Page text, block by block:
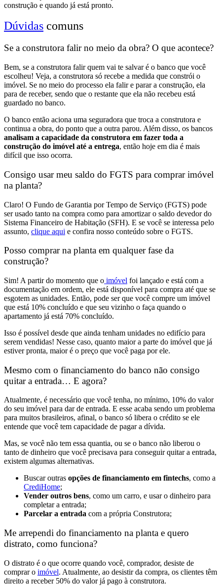
construção e quando já está pronto.
Dúvidas comuns
Se a construtora falir no meio da obra? O que acontece?
Bem, se a construtora falir quem vai te salvar é o banco que você
escolheu! Veja, a construtora só recebe a medida que constrói o
imóvel. Se no meio do processo ela falir e parar a construção, ela
para de receber, sendo que o restante que ela não recebeu está
guardado no banco.
O banco então aciona uma seguradora que troca a construtora e
continua a obra, do ponto que a outra parou. Além disso, os bancos
analisam a capacidade da construtora em fazer toda a
construção do imóvel até a entrega, então hoje em dia é mais
difícil que isso ocorra.
Consigo usar meu saldo do FGTS para comprar imóvel
na planta?
Claro! O Fundo de Garantia por Tempo de Serviço (FGTS) pode
ser usado tanto na compra como para amortizar o saldo devedor do
Sistema Financeiro de Habitação (SFH). E se você se interessa pelo
assunto, clique aqui e confira nosso conteúdo sobre o FGTS.
Posso comprar na planta em qualquer fase da
construção?
Sim! A partir do momento que o imóvel foi lançado e está com a
documentação em ordem, ele está disponível para compra até que se
esgotem as unidades. Então, pode ser que você compre um imóvel
que está 10% concluído e que seu vizinho o faça quando o
apartamento já está 70% concluído.
Isso é possível desde que ainda tenham unidades no edifício para
serem vendidas! Nesse caso, quanto maior a parte do imóvel que já
estiver pronta, maior é o preço que você paga por ele.
Mesmo com o financiamento do banco não consigo
quitar a entrada… E agora?
Atualmente, é necessário que você tenha, no mínimo, 10% do valor
do seu imóvel para dar de entrada. E esse acaba sendo um problema
para muitos brasileiros, afinal, o banco só libera o crédito se ele
entende que você tem capacidade de pagar a dívida.
Mas, se você não tem essa quantia, ou se o banco não liberou o
tanto de dinheiro que você precisava para conseguir quitar a entrada,
existem algumas alternativas.
Buscar outras opções de financiamento em fintechs, como a
CrediHome;
Vender outros bens, como um carro, e usar o dinheiro para
completar a entrada;
Parcelar a entrada com a própria Construtora;
Me arrependi do financiamento na planta e quero
distrato, como funciona?
O distrato é o que ocorre quando você, comprador, desiste de
comprar o imóvel. Atualmente, ao desistir da compra, os clientes têm
direito a receber 50% do valor já pago à construtora.